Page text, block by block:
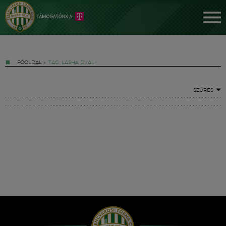
FŐOLDAL » TAG: LASHA DVALI
SZŰRÉS
Hírek